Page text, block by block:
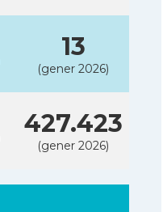
13
(gener 2026)
427.423
(gener 2026)